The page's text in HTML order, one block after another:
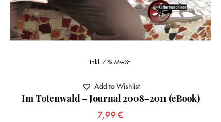
Im Totenwald – Journal 2008–2011 (eBook)
7,99 €
inkl. 7 % MwSt.
Add to Wishlist